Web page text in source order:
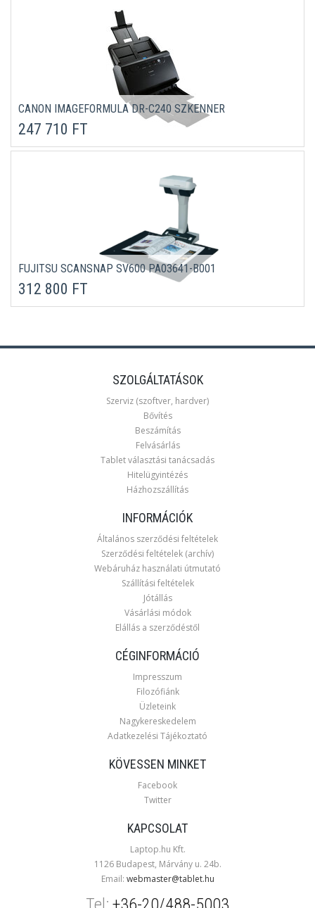
CANON IMAGEFORMULA DR-C240 SZKENNER
247 710 FT
FUJITSU SCANSNAP SV600 PA03641-B001
312 800 FT
SZOLGÁLTATÁSOK
Szerviz (szoftver, hardver)
Bővítés
Beszámítás
Felvásárlás
Tablet választási tanácsadás
Hitelügyintézés
Házhozszállítás
INFORMÁCIÓK
Általános szerződési feltételek
Szerződési feltételek (archív)
Webáruház használati útmutató
Szállítási feltételek
Jótállás
Vásárlási módok
Elállás a szerződéstől
CÉGINFORMÁCIÓ
Impresszum
Filozófiánk
Üzleteink
Nagykereskedelem
Adatkezelési Tájékoztató
KÖVESSEN MINKET
Facebook
Twitter
KAPCSOLAT
Laptop.hu Kft.
1126 Budapest, Márvány u. 24b.
Email: webmaster@tablet.hu